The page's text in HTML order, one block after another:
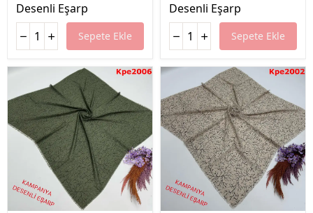
Desenli Eşarp
Sepete Ekle
Desenli Eşarp
Sepete Ekle
%46 İndirim %46 İndirim